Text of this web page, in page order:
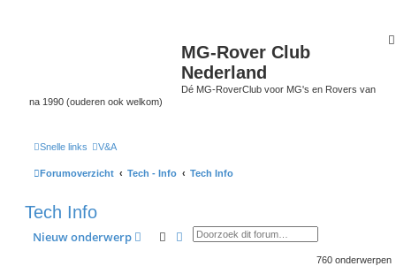
MG-Rover Club
Nederland
Dé MG-RoverClub voor MG's en Rovers van
na 1990 (ouderen ook welkom)
Snelle links V&A
Forumoverzicht Tech - Info Tech Info
Tech Info
Nieuw onderwerp Zoek Uitgebreid zoeken
760 onderwerpen